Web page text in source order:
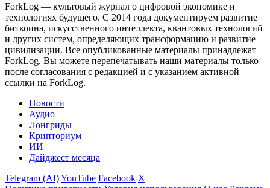
ForkLog — культовый журнал о цифровой экономике и
технологиях будущего. С 2014 года документируем развитие
биткоина, искусственного интеллекта, квантовых технологий
и других систем, определяющих трансформацию и развитие
цивилизации. Все опубликованные материалы принадлежат
ForkLog. Вы можете перепечатывать наши материалы только
после согласования с редакцией и с указанием активной
ссылки на ForkLog.
Новости
Аудио
Лонгриды
Крипториум
ИИ
Дайджест месяца
Telegram (AI)YouTube Facebook X